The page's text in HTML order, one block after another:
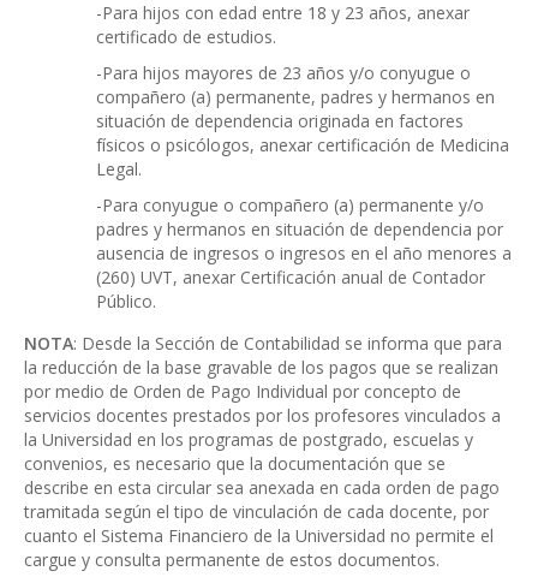
-Para hijos con edad entre 18 y 23 años, anexar
certificado de estudios.
-Para hijos mayores de 23 años y/o conyugue o
compañero (a) permanente, padres y hermanos en
situación de dependencia originada en factores
físicos o psicólogos, anexar certificación de Medicina
Legal.
-Para conyugue o compañero (a) permanente y/o
padres y hermanos en situación de dependencia por
ausencia de ingresos o ingresos en el año menores a
(260) UVT, anexar Certificación anual de Contador
Público.
NOTA: Desde la Sección de Contabilidad se informa que para
la reducción de la base gravable de los pagos que se realizan
por medio de Orden de Pago Individual por concepto de
servicios docentes prestados por los profesores vinculados a
la Universidad en los programas de postgrado, escuelas y
convenios, es necesario que la documentación que se
describe en esta circular sea anexada en cada orden de pago
tramitada según el tipo de vinculación de cada docente, por
cuanto el Sistema Financiero de la Universidad no permite el
cargue y consulta permanente de estos documentos.